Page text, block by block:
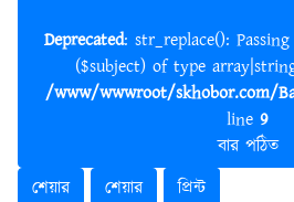
Deprecated: str_replace(): Passing null to parameter #3
($subject) of type
/www/wwwroot/skhobor.com/
line 9
বার পঠিত
শেয়ার
শেয়ার প্রিন্ট